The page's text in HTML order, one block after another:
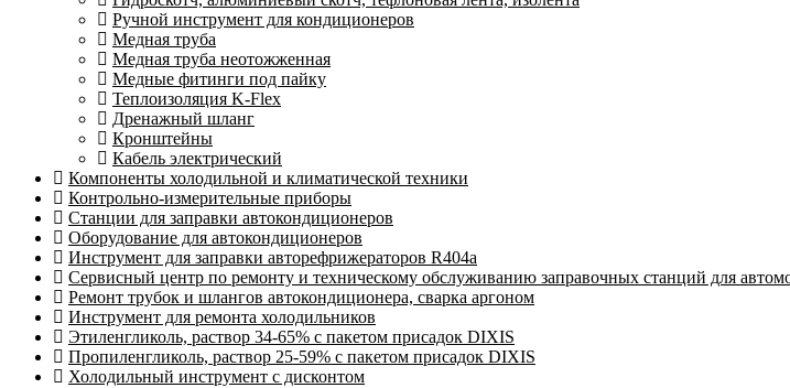
Ручной инструмент для кондиционеров
Медная труба
Медная труба неотожженная
Медные фитинги под пайку
Теплоизоляция K-Flex
Дренажный шланг
Кронштейны
Кабель электрический
Компоненты холодильной и климатической техники
Контрольно-измерительные приборы
Станции для заправки автокондиционеров
Оборудование для автокондиционеров
Инструмент для заправки авторефрижераторов R404a
Сервисный центр по ремонту и техническому обслуживанию заправочных станций для
Ремонт трубок и шлангов автокондиционера, сварка аргоном
Инструмент для ремонта холодильников
Этиленгликоль, раствор 34-65% с пакетом присадок DIXIS
Пропиленгликоль, раствор 25-59% с пакетом присадок DIXIS
Холодильный инструмент с дисконтом